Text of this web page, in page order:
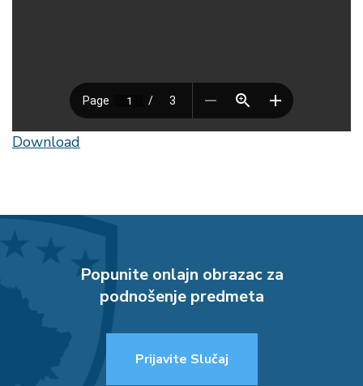
Download
Popunite onlajn obrazac za
podnošenje predmeta
Prijavite Slučaj